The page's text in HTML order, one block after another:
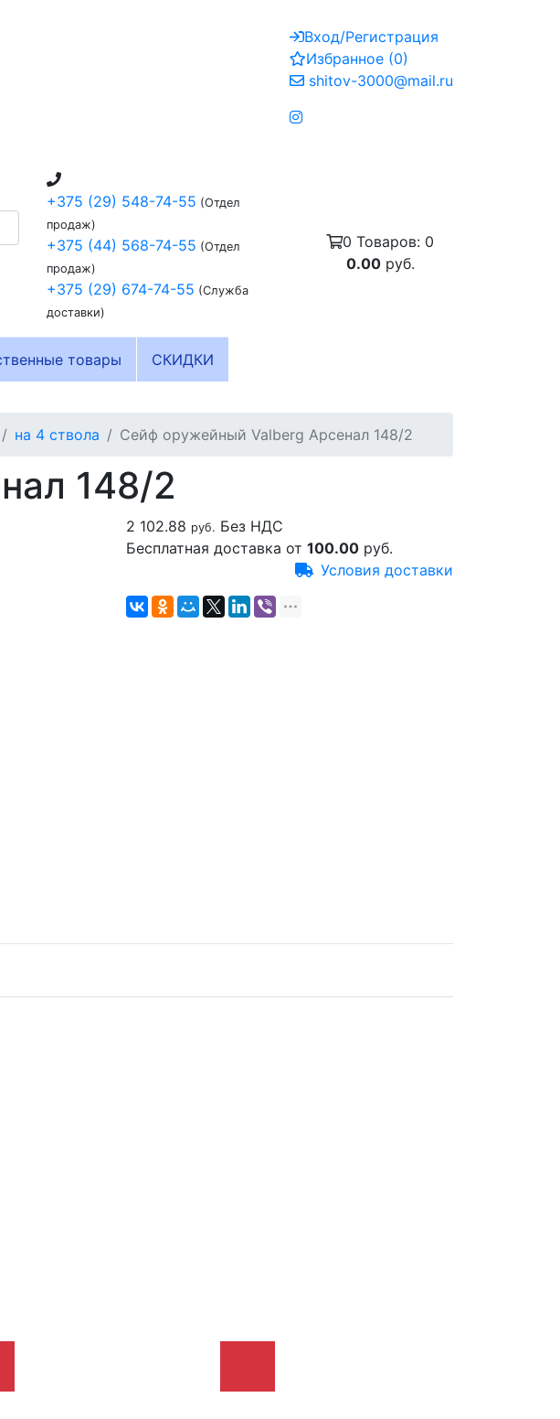
Вход/Регистрация
Избранное (0)
shitov-3000@mail.ru
+375 (29) 548-74-55 (Отдел
продаж)
+375 (44) 568-74-55 (Отдел
продаж)
+375 (29) 674-74-55 (Служба
доставки)
0 Товаров: 0
0.00руб.
товары СКИДКИ
на 4 ствола Сейф оружейный Valberg Арсенал 148/2
148/2
2 102.88 руб. Без НДС
Бесплатная доставка от100.00 руб.
Условия доставки